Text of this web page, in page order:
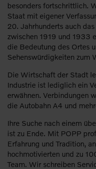
besonders fortschrittlich.
Staat mit eigener
20. Jahrhunderts auch
zwischen 1919 und 1933
die Bedeutung des Ortes
Sehenswürdigkeiten zum
Die Wirtschaft der Stadt
Industrie ist lediglich ein
erwähnen. Verbindungen
die Autobahn A4 und
Ihre Suche nach einem
ist zu Ende. Mit POPP
Erfahrung und Tradition,
hochmotivierten und zu
Team. Wir schreiben